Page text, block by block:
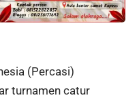
(Percasi)
turnamen catur